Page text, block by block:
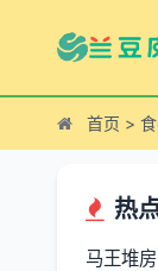
首页 >
热
马王堆